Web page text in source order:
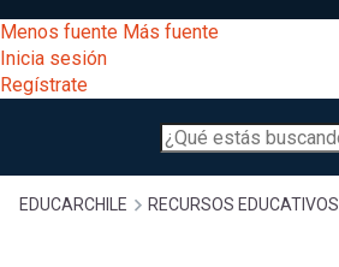
al
contenido
principal
[Educarchile
Escritorio]
Menos fuente Más fuente
Inicia sesión
Regístrate
Buscar
Menú
principal
Desarrollo
Expand
Gestión
Sobrescribir
EDUCARCHILE RECURSOS EDUCATIVOS